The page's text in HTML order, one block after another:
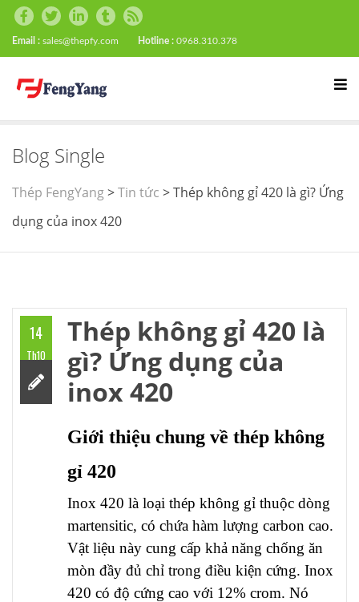
Email : sales@thepfy.com Hotline : 0968.310.378
Blog Single
Thép FengYang>Tin tức >Thép không gỉ 420 là gì? Ứng
dụng của inox 420
14
Th10
Thép không gỉ 420 là
gì? Ứng dụng của
inox 420
Giới thiệu chung về thép không
gỉ 420
Inox 420 là loại thép không gỉ thuộc dòng
martensitic, có chứa hàm lượng carbon cao.
Vật liệu này cung cấp khả năng chống ăn
mòn đầy đủ chỉ trong điều kiện cứng. Inox
420 có độ cứng cao với 12% crom. Nó